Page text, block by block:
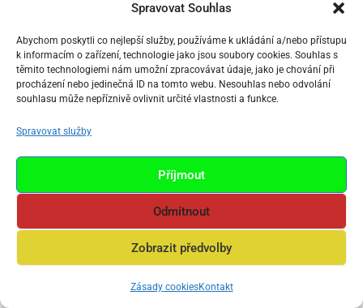
Spravovat Souhlas
Abychom poskytli co nejlepší služby, používáme k ukládání a/nebo přístupu
k informacím o zařízení, technologie jako jsou soubory cookies. Souhlas s
těmito technologiemi nám umožní zpracovávat údaje, jako je chování při
procházení nebo jedinečná ID na tomto webu. Nesouhlas nebo odvolání
souhlasu může nepříznivě ovlivnit určité vlastnosti a funkce.
Spravovat služby
Příjmout
Odmítnout
Zobrazit předvolby
Zásady cookiesKontakt